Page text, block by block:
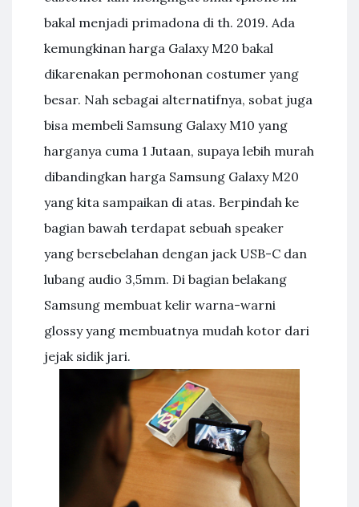
bakal menjadi primadona di th. 2019. Ada
kemungkinan harga Galaxy M20 bakal
dikarenakan permohonan costumer yang
besar. Nah sebagai alternatifnya, sobat juga
bisa membeli Samsung Galaxy M10 yang
harganya cuma 1 Jutaan, supaya lebih murah
dibandingkan harga Samsung Galaxy M20
yang kita sampaikan di atas. Berpindah ke
bagian bawah terdapat sebuah speaker
yang bersebelahan dengan jack USB-C dan
lubang audio 3,5mm. Di bagian belakang
Samsung membuat kelir warna-warni
glossy yang membuatnya mudah kotor dari
jejak sidik jari.